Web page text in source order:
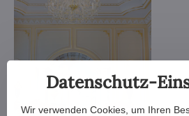
Datenschutz-
Wir verwenden Cookies, um Ihren